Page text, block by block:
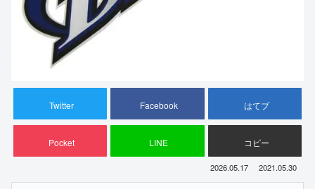
Twitter Facebook はてブ
Pocket LINE コピー
2026.05.17 2021.05.30